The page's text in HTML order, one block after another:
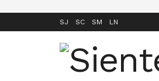
SJ SC SM LN